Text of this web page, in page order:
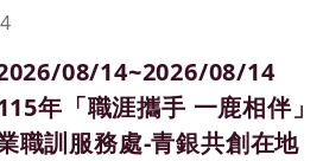
08/14~2026/08/14
年「職涯攜手 一鹿相伴」
職訓服務處-青銀共創在地